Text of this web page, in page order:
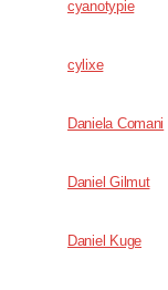
cyanotypie
cylixe
Daniela Comani
Daniel Gilmut
Daniel Kuge